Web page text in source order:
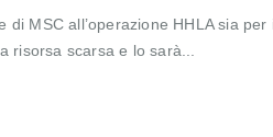
di MSC all’operazione HHLA sia
risorsa scarsa e lo sarà...